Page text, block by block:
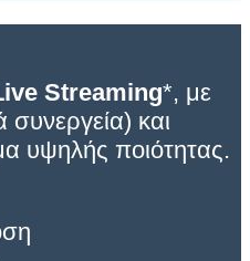
Streaming*, με
συνεργεία) και
υψηλής ποιότητας.